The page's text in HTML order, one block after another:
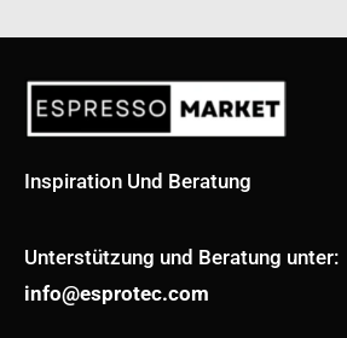
Inspiration Und Beratung
Unterstützung und Beratung unter:
info@esprotec.com